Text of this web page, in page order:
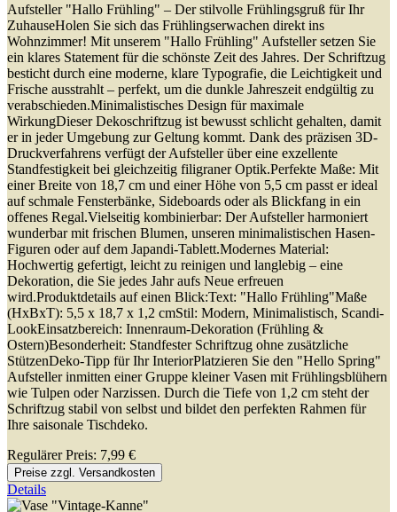
Aufsteller "Hallo Frühling" – Der stilvolle Frühlingsgruß für Ihr
ZuhauseHolen Sie sich das Frühlingserwachen direkt ins
Wohnzimmer! Mit unserem "Hallo Frühling" Aufsteller setzen Sie
ein klares Statement für die schönste Zeit des Jahres. Der Schriftzug
besticht durch eine moderne, klare Typografie, die Leichtigkeit und
Frische ausstrahlt – perfekt, um die dunkle Jahreszeit endgültig zu
verabschieden.Minimalistisches Design für maximale
WirkungDieser Dekoschriftzug ist bewusst schlicht gehalten, damit
er in jeder Umgebung zur Geltung kommt. Dank des präzisen 3D-
Druckverfahrens verfügt der Aufsteller über eine exzellente
Standfestigkeit bei gleichzeitig filigraner Optik.Perfekte Maße: Mit
einer Breite von 18,7 cm und einer Höhe von 5,5 cm passt er ideal
auf schmale Fensterbänke, Sideboards oder als Blickfang in ein
offenes Regal.Vielseitig kombinierbar: Der Aufsteller harmoniert
wunderbar mit frischen Blumen, unseren minimalistischen Hasen-
Figuren oder auf dem Japandi-Tablett.Modernes Material:
Hochwertig gefertigt, leicht zu reinigen und langlebig – eine
Dekoration, die Sie jedes Jahr aufs Neue erfreuen
wird.Produktdetails auf einen Blick:Text: "Hallo Frühling"Maße
(HxBxT): 5,5 x 18,7 x 1,2 cmStil: Modern, Minimalistisch, Scandi-
LookEinsatzbereich: Innenraum-Dekoration (Frühling &
Ostern)Besonderheit: Standfester Schriftzug ohne zusätzliche
StützenDeko-Tipp für Ihr InteriorPlatzieren Sie den "Hello Spring"
Aufsteller inmitten einer Gruppe kleiner Vasen mit Frühlingsblühern
wie Tulpen oder Narzissen. Durch die Tiefe von 1,2 cm steht der
Schriftzug stabil von selbst und bildet den perfekten Rahmen für
Ihre saisonale Tischdeko.
Regulärer Preis: 7,99 €
Preise zzgl. Versandkosten
Details